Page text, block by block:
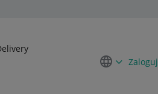
Zaloguj